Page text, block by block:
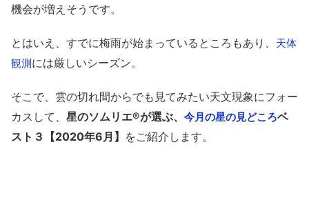
機会が増えそうです。
とはいえ、すでに梅雨が始まっているところもあり、 天体
観測 には厳しいシーズン。
そこで、雲の切れ間からでも見てみたい天文現象にフォー
カスして、 星のソムリエ®が選ぶ、 今月の星の見どころベ
スト３【2020年6月】 をご紹介します。